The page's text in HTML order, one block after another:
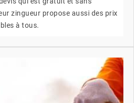
zingueur propose aussi des prix
à tous.